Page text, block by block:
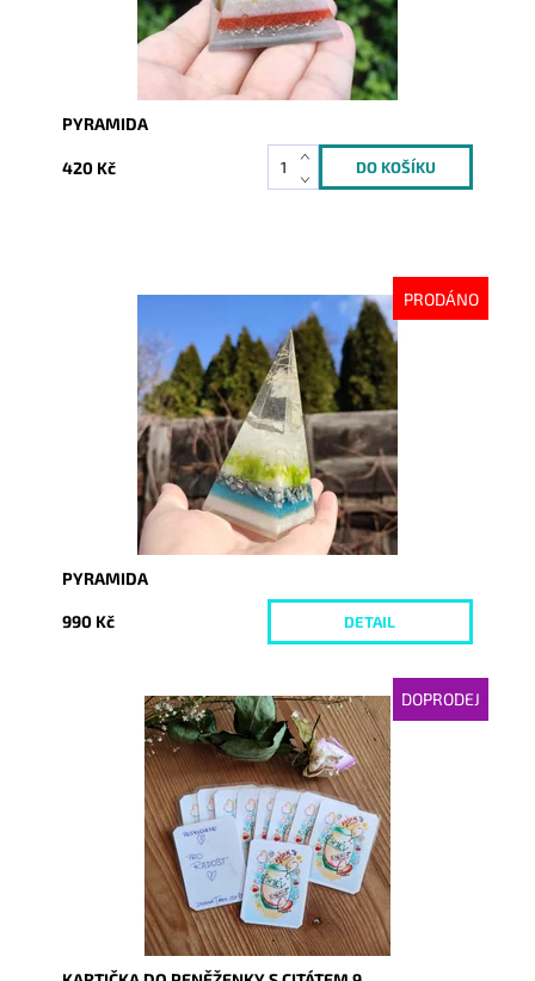
PYRAMIDA
420 Kč
PRODÁNO
Dostupnost:
Vyprodáno
6081
PYRAMIDA
990 Kč DETAIL
DOPRODEJ
Dostupnost:
Momentálně nedostupné
6338